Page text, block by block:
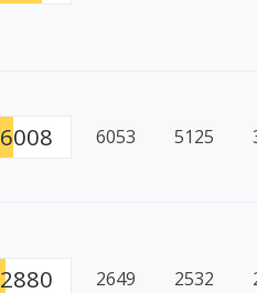
6008 6053 5125
2880 2649 2532